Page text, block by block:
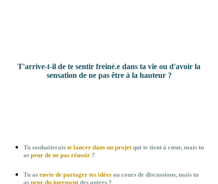
T'arrive-t-il de te sentir freiné.e dans ta vie ou d'avoir la
sensation de ne pas être à la hauteur ?
Tu souhaiterais te lancer dans un projet qui te tient à cœur, mais tu
as peur de ne pas réussir ?
Tu as envie de partager tes idées au cours de discussions, mais tu
as peur du jugement des autres ?